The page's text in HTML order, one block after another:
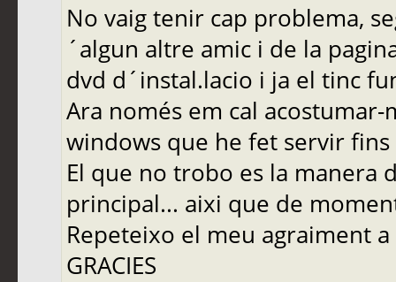
No vaig tenir cap problema,
´algun altre amic i de la
dvd d´instal.lacio i ja el tinc
Ara només em cal
windows que he fet servir
El que no trobo es la manera
principal... aixi que de
Repeteixo el meu agraiment
GRACIES